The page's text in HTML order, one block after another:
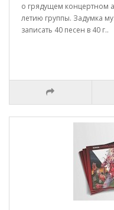
о грядущем концертном
летию группы. Задумка
записать 40 песен в 40 г..